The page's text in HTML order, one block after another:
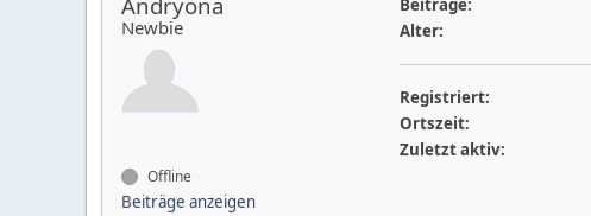
Newbie
Offline
Beiträge anzeigen
Beiträge:
Alter:
Registriert:
Ortszeit:
Zuletzt aktiv: